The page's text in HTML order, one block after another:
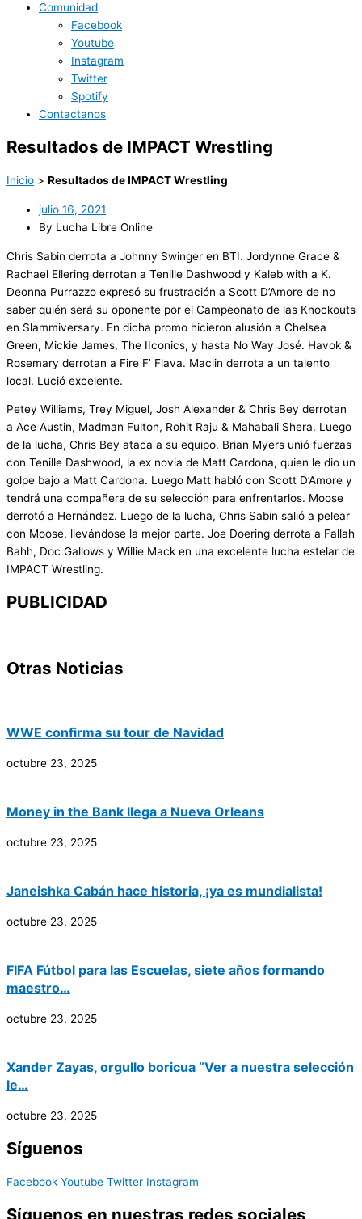
Comunidad
Facebook
Youtube
Instagram
Twitter
Spotify
Contactanos
Resultados de IMPACT Wrestling
Inicio > Resultados de IMPACT Wrestling
julio 16, 2021
By Lucha Libre Online
Chris Sabin derrota a Johnny Swinger en BTI. Jordynne Grace &
Rachael Ellering derrotan a Tenille Dashwood y Kaleb with a K.
Deonna Purrazzo expresó su frustración a Scott D’Amore de no
saber quién será su oponente por el Campeonato de las Knockouts
en Slammiversary. En dicha promo hicieron alusión a Chelsea
Green, Mickie James, The IIconics, y hasta No Way José. Havok &
Rosemary derrotan a Fire F’ Flava. Maclin derrota a un talento
local. Lució excelente.
Petey Williams, Trey Miguel, Josh Alexander & Chris Bey derrotan
a Ace Austin, Madman Fulton, Rohit Raju & Mahabali Shera. Luego
de la lucha, Chris Bey ataca a su equipo. Brian Myers unió fuerzas
con Tenille Dashwood, la ex novia de Matt Cardona, quien le dio un
golpe bajo a Matt Cardona. Luego Matt habló con Scott D’Amore y
tendrá una compañera de su selección para enfrentarlos. Moose
derrotó a Hernández. Luego de la lucha, Chris Sabin salió a pelear
con Moose, llevándose la mejor parte. Joe Doering derrota a Fallah
Bahh, Doc Gallows y Willie Mack en una excelente lucha estelar de
IMPACT Wrestling.
PUBLICIDAD
Otras Noticias
WWE confirma su tour de Navidad
octubre 23, 2025
Money in the Bank llega a Nueva Orleans
octubre 23, 2025
Janeishka Cabán hace historia, ¡ya es mundialista!
octubre 23, 2025
FIFA Fútbol para las Escuelas, siete años formando
maestro…
octubre 23, 2025
Xander Zayas, orgullo boricua “Ver a nuestra selección
le…
octubre 23, 2025
Síguenos
Facebook Youtube Twitter Instagram
Síguenos en nuestras redes sociales